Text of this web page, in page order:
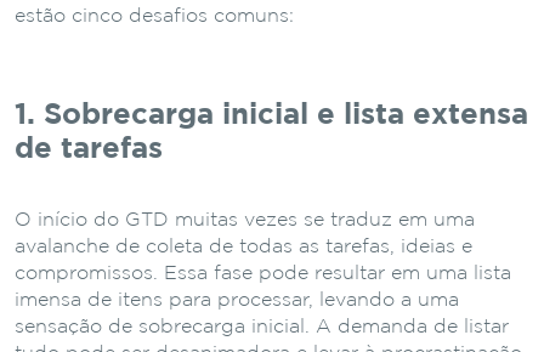
estão cinco desafios comuns:
1. Sobrecarga inicial e lista extensa
de tarefas
O início do GTD muitas vezes se traduz em uma
avalanche de coleta de todas as tarefas, ideias e
compromissos. Essa fase pode resultar em uma lista
imensa de itens para processar, levando a uma
sensação de sobrecarga inicial. A demanda de listar